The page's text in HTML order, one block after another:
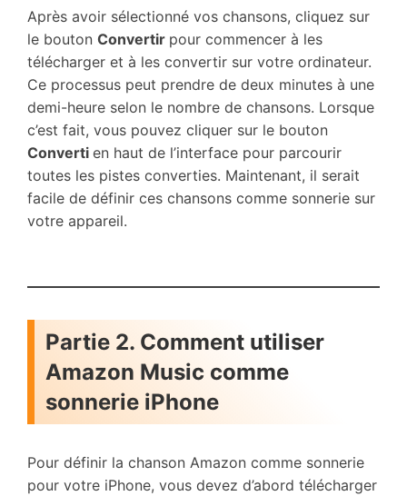
Après avoir sélectionné vos chansons, cliquez sur
le bouton Convertir pour commencer à les
télécharger et à les convertir sur votre ordinateur.
Ce processus peut prendre de deux minutes à une
demi-heure selon le nombre de chansons. Lorsque
c’est fait, vous pouvez cliquer sur le bouton
Converti en haut de l’interface pour parcourir
toutes les pistes converties. Maintenant, il serait
facile de définir ces chansons comme sonnerie sur
votre appareil.
Partie 2. Comment utiliser
Amazon Music comme
sonnerie iPhone
Pour définir la chanson Amazon comme sonnerie
pour votre iPhone, vous devez d’abord télécharger